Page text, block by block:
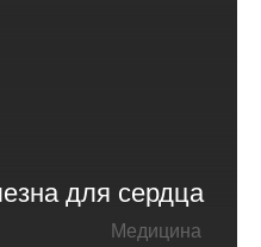
для сердца
Медицина